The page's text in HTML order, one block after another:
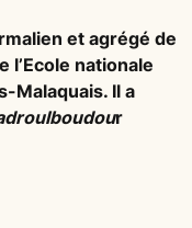
et agrégé de
l’Ecole nationale
Malaquais. Il a
r